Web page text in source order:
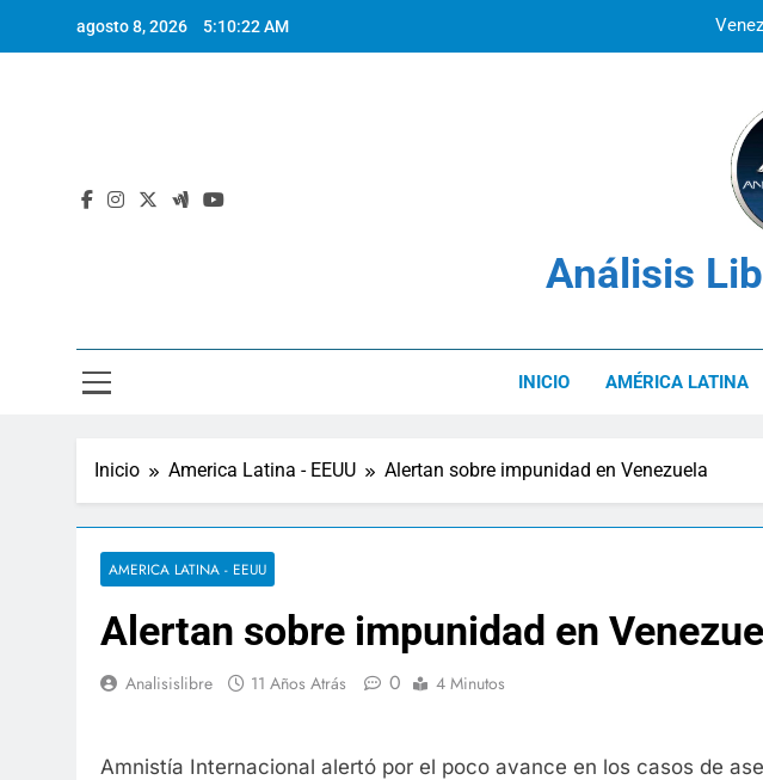
agosto 8, 2026 5:10:22 AM
Análisis
INICIO AMÉRICA LATINA
Inicio America Latina - EEUU Alertan sobre impunidad en Venezuela
AMERICA LATINA - EEUU
Alertan sobre impunidad en
Analisislibre 11 Años Atrás 0 4 Minutos
Amnistía Internacional alertó por el poco avance en los casos de